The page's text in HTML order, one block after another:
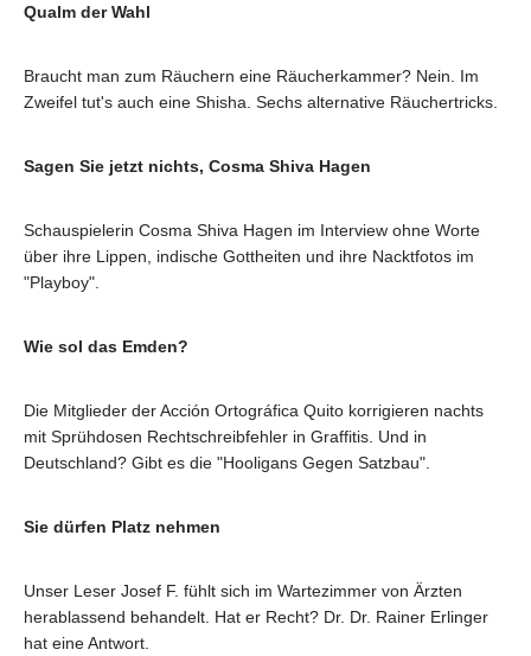
Qualm der Wahl
Braucht man zum Räuchern eine Räucherkammer? Nein. Im
Zweifel tut's auch eine Shisha. Sechs alternative Räuchertricks.
Sagen Sie jetzt nichts, Cosma Shiva Hagen
Schauspielerin Cosma Shiva Hagen im Interview ohne Worte
über ihre Lippen, indische Gottheiten und ihre Nacktfotos im
"Playboy".
Wie sol das Emden?
Die Mitglieder der Acción Ortográfica Quito korrigieren nachts
mit Sprühdosen Rechtschreibfehler in Graffitis. Und in
Deutschland? Gibt es die "Hooligans Gegen Satzbau".
Sie dürfen Platz nehmen
Unser Leser Josef F. fühlt sich im Wartezimmer von Ärzten
herablassend behandelt. Hat er Recht? Dr. Dr. Rainer Erlinger
hat eine Antwort.